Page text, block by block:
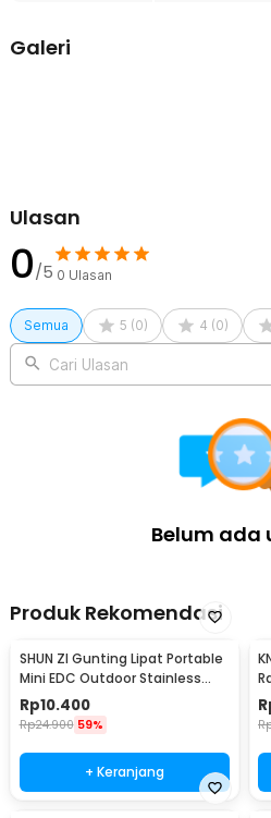
1 x MrTiger Gunting Rambut Lurus
Galeri
Ulasan
0/5 0 Ulasan
Semua 5 (0) 4 (0)
Cari Ulasan
Belum ada
Produk Rekomendasi
SHUN ZI Gunting Lipat Portable
Mini EDC Outdoor Stainless
Steel 20Gr13 - FS-08
Rp10.400
Rp24.900 59%
+ Keranjang